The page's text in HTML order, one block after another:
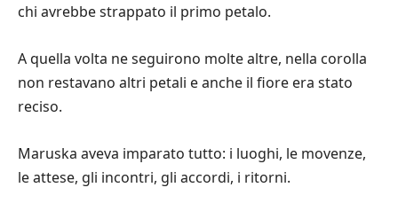
chi avrebbe strappato il primo petalo.
A quella volta ne seguirono molte altre, nella corolla
non restavano altri petali e anche il fiore era stato
reciso.
Maruska aveva imparato tutto: i luoghi, le movenze,
le attese, gli incontri, gli accordi, i ritorni.